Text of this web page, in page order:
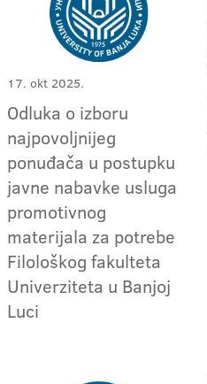
17. okt 2025.
Odluka o izboru
najpovoljnijeg
ponuđača u postupku
javne nabavke usluga
promotivnog
materijala za potrebe
Filološkog fakulteta
Univerziteta u Banjoj
Luci